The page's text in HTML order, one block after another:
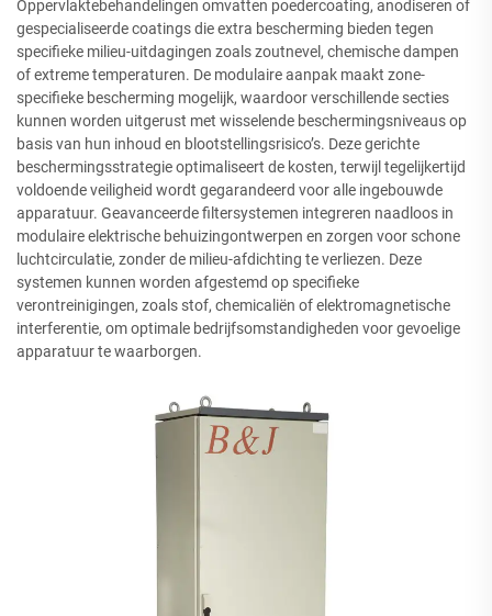
Oppervlaktebehandelingen omvatten poedercoating, anodiseren of
gespecialiseerde coatings die extra bescherming bieden tegen
specifieke milieu-uitdagingen zoals zoutnevel, chemische dampen
of extreme temperaturen. De modulaire aanpak maakt zone-
specifieke bescherming mogelijk, waardoor verschillende secties
kunnen worden uitgerust met wisselende beschermingsniveaus op
basis van hun inhoud en blootstellingsrisico’s. Deze gerichte
beschermingsstrategie optimaliseert de kosten, terwijl tegelijkertijd
voldoende veiligheid wordt gegarandeerd voor alle ingebouwde
apparatuur. Geavanceerde filtersystemen integreren naadloos in
modulaire elektrische behuizingontwerpen en zorgen voor schone
luchtcirculatie, zonder de milieu-afdichting te verliezen. Deze
systemen kunnen worden afgestemd op specifieke
verontreinigingen, zoals stof, chemicaliën of elektromagnetische
interferentie, om optimale bedrijfsomstandigheden voor gevoelige
apparatuur te waarborgen.